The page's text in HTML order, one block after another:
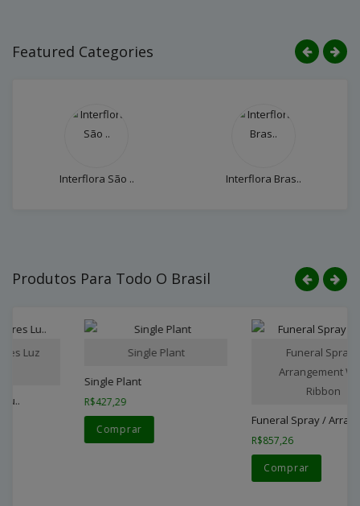
Featured Categories
Interflora São .. Interflora Bras..
Produtos Para Todo O Brasil
Funeral Spray /
Arrangement With
Funeral Spray / Arra..